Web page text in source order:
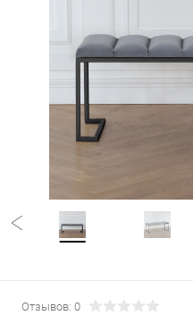
Отзывов: 0